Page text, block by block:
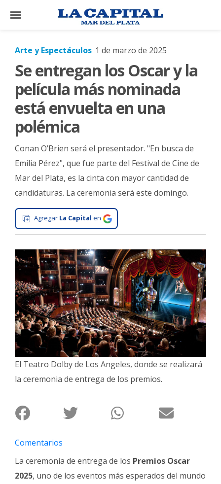
×
El
El
Mundo
La
Cultura
Tecnología
Gastronomía
Salud
Interés
La
Deportes
Arte
y
Espectáculos
Policiales
Cartelera
Familia
Fúnebres
Arte y Espectáculos 1 de marzo de 2025
Se entregan los Oscar y la
película más nominada
está envuelta en una
polémica
Conan O’Brien será el presentador. "En busca de
Emilia Pérez", que fue parte del Festival de Cine de
Mar del Plata, es la cinta con mayor cantidad de
candidaturas. La ceremonia será este domingo.
Agregar La Capital en
El Teatro Dolby de Los Angeles, donde se realizará
la ceremonia de entrega de los premios.
Comentarios
La ceremonia de entrega de los Premios Oscar
2025, uno de los eventos más esperados del mundo